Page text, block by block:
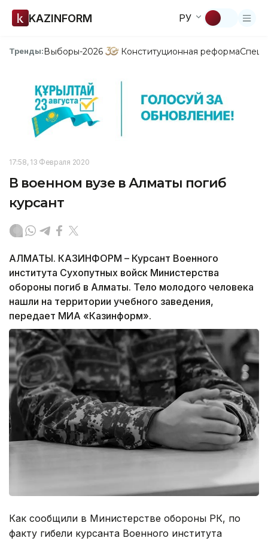
KAZINFORM РУ
Тренды:Выборы-2026 Конституционная реформа
17:58, 13 Февраля 2020
В военном вузе в Алматы погиб
курсант
АЛМАТЫ. КАЗИНФОРМ – Курсант Военного
института Сухопутных войск Министерства
обороны погиб в Алматы. Тело молодого человека
нашли на территории учебного заведения,
передает МИА «Казинформ».
Как сообщили в Министерстве обороны РК, по
факту гибели курсанта Военного института